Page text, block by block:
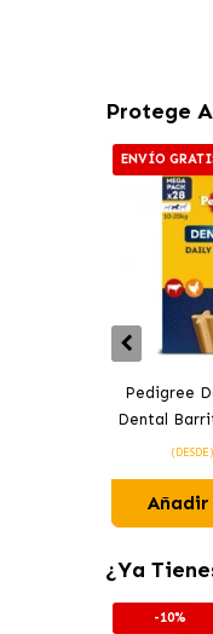
Protege
ENVÍO
Pedigree
Dental
(DESDE)
Añadir
¿Ya
-10%